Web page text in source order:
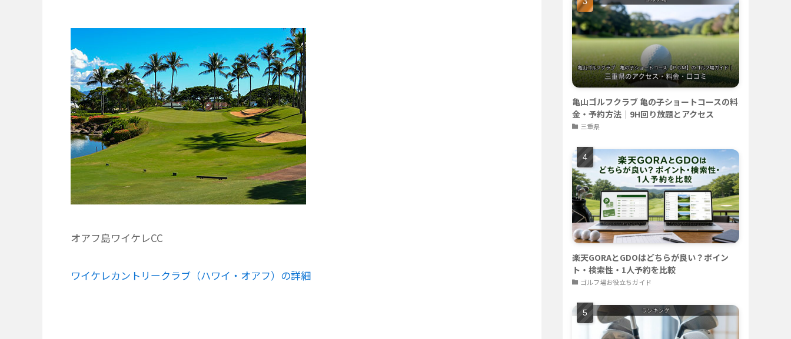
オアフ島ワイケレCC
ワイケレカントリークラブ（ハワイ・オアフ）の詳細
亀山ゴルフクラブ 亀の子ショートコースの料
金・予約方法｜9H回り放題とアクセス
三重県
楽天GORAとGDOはどちらが良い？ポイン
ト・検索性・1人予約を比較
ゴルフ場お役立ちガイド